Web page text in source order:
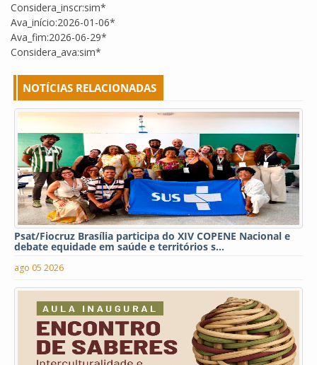
Considera_inscr:sim*
Ava_início:2026-01-06*
Ava_fim:2026-06-29*
Considera_ava:sim*
NOTÍCIAS RELACIONADAS
Psat/Fiocruz Brasília participa do XIV COPENE Nacional e
debate equidade em saúde e territórios s...
ago 05 2026